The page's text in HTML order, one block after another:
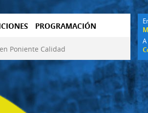
PROGRAMACIÓN
Poniente Calidad